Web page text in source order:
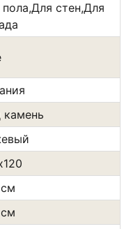
стен,Для
камень